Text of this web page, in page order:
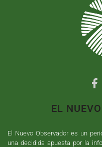
EL
El Nuevo Observador es un
una decidida apuesta por la